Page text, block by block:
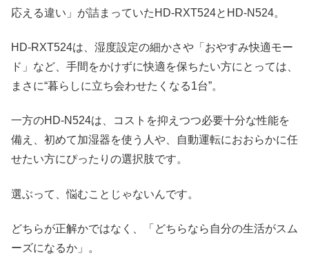
応える違い」が詰まっていたHD‑RXT524とHD‑N524。
HD‑RXT524は、湿度設定の細かさや「おやすみ快適モー
ド」など、手間をかけずに快適を保ちたい方にとっては、
まさに“暮らしに立ち会わせたくなる1台”。
一方のHD‑N524は、コストを抑えつつ必要十分な性能を
備え、初めて加湿器を使う人や、自動運転におおらかに任
せたい方にぴったりの選択肢です。
選ぶって、悩むことじゃないんです。
どちらが正解かではなく、「どちらなら自分の生活がスム
ーズになるか」。